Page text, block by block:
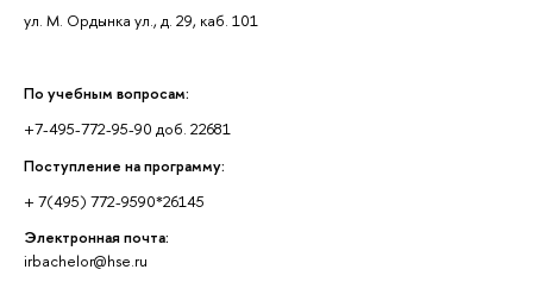
ул. М. Ордынка ул., д. 29, каб. 101
По учебным вопросам:
+7-495-772-95-90 доб. 22681
Поступление на программу:
+ 7(495) 772-9590*26145
Электронная почта:
irbachelor@hse.ru